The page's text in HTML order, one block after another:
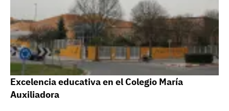
Excelencia educativa en el Colegio María
Auxiliadora